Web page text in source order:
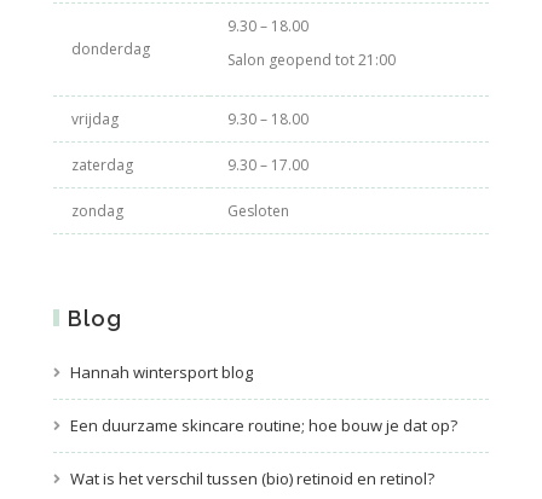
donderdag
9.30 – 18.00
Salon geopend tot 21:00
vrijdag 9.30 – 18.00
zaterdag 9.30 – 17.00
zondag Gesloten
Blog
Hannah wintersport blog
Een duurzame skincare routine; hoe bouw je dat op?
Wat is het verschil tussen (bio) retinoid en retinol?